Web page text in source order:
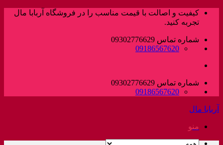
پرش
کیفیت و اصالت با قیمت مناسب را در فروشگاه آربابا مال
تجربه کنید.
شماره تماس 09302776629
09186567620
شماره تماس 09302776629
09186567620
آربابا مال
منو